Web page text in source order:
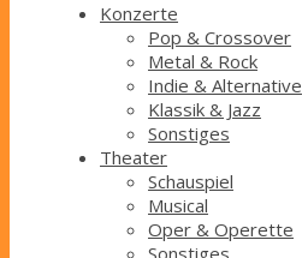
Konzerte
Pop & Crossover
Metal & Rock
Indie & Alternative
Klassik & Jazz
Sonstiges
Theater
Schauspiel
Musical
Oper & Operette